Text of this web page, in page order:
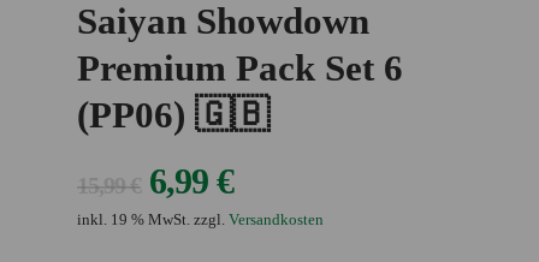
Saiyan Showdown
Premium Pack Set 6
(PP06) 🇬🇧
15,99€ Ursprünglicher
Preis
6,99 €Aktueller
Preis
inkl. 19 % MwSt. zzgl. Versandkosten